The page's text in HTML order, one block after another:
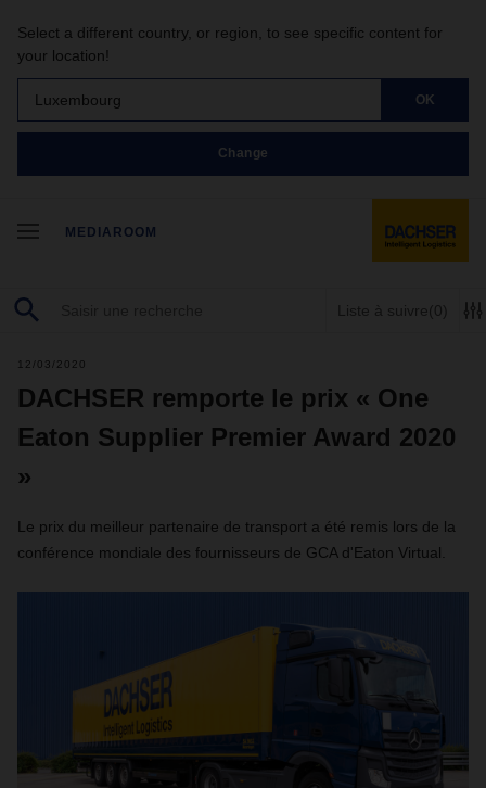
Select a different country, or region, to see specific content for
your location!
Luxembourg OK
Change
MEDIAROOM
Liste à suivre(0)
12/03/2020
DACHSER remporte le prix « One
Eaton Supplier Premier Award 2020
»
Le prix du meilleur partenaire de transport a été remis lors de la
conférence mondiale des fournisseurs de GCA d'Eaton Virtual.